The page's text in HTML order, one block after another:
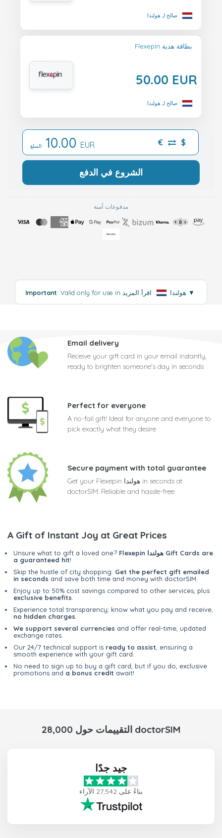
صالح لـ هولندا
Flexepin بطاقة هدية
50.00 EUR
صالح لـ هولندا
المبلغ: 10.00 EUR € $
الشروع في الدفع
مدفوعات آمنة
Important : Valid only for use in هولندا ▼
Email delivery
Receive your gift card in your email instantly,
ready to brighten someone's day in seconds
Perfect for everyone
A no-fail gift! Ideal for anyone and everyone to
pick exactly what they desire
Secure payment with total guarantee
Get your Flexepin هولندا in seconds at
doctorSIM. Reliable and hassle-free
A Gift of Instant Joy at Great Prices
Unsure what to gift a loved one? Flexepin هولندا Gift Cards are
a guaranteed hit!
Skip the hustle of city shopping. Get the perfect gift emailed
in seconds and save both time and money with doctorSIM.
Enjoy up to 50% cost savings compared to other services, plus
exclusive benefits
Experience total transparency; know what you pay and receive,
no hidden charges
We support several currencies and offer real-time, updated
exchange rates.
Our 24/7 technical support is ready to assist , ensuring a
smooth experience with your gift card.
No need to sign up to buy a gift card, but if you do, exclusive
promotions and a bonus credit await!
28,000 التقييمات حول doctorSIM
جيد جدًا
بناءً على 27,542 الآراء